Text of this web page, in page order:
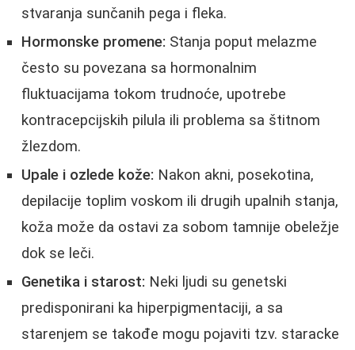
stvaranja sunčanih pega i fleka.
Hormonske promene: Stanja poput melazme
često su povezana sa hormonalnim
fluktuacijama tokom trudnoće, upotrebe
kontracepcijskih pilula ili problema sa štitnom
žlezdom.
Upale i ozlede kože: Nakon akni, posekotina,
depilacije toplim voskom ili drugih upalnih stanja,
koža može da ostavi za sobom tamnije obeležje
dok se leči.
Genetika i starost: Neki ljudi su genetski
predisponirani ka hiperpigmentaciji, a sa
starenjem se takođe mogu pojaviti tzv. staracke